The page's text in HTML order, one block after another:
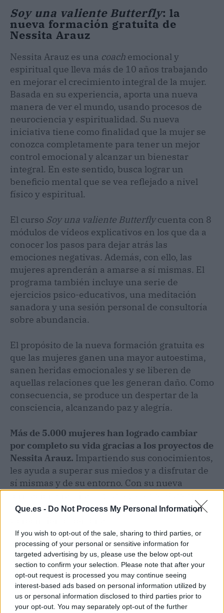
Que.es - Do Not Process My Personal Information
If you wish to opt-out of the sale, sharing to third parties, or
processing of your personal or sensitive information for
targeted advertising by us, please use the below opt-out
section to confirm your selection. Please note that after your
opt-out request is processed you may continue seeing
interest-based ads based on personal information utilized by
us or personal information disclosed to third parties prior to
your opt-out. You may separately opt-out of the further
Soy una valiente Butterfly: la
nueva formación gratuita de
Nessita Arauz
Nessita Arauz es una coach emocional y
espiritual que lleva más de 10 años trabajando
en mejorar el crecimiento integral de la mujer.
Basada en su experiencia, aporta una nueva
manera de ver el mundo, usando procesos de
neurociencia y espiritualidad. Su nueva
iniciativa tiene como finalidad que la mujer se
conozca completamente para tener un mejor
control emocional y alcanzar un bienestar
integral. En este sentido, busca lograr un
beneficio mental que se vea reflejado a nivel
físico y espiritual.
El curso Soy una valiente Butterflycuenta con 8
módulos de vídeos explicativos en los que da a
conocer los pasos para dejar atrás las
emociones negativas. Además, con ello, las
mujeres aprenderán a amarse a sí mismas. El
programa también incluye una serie de
ejercicios psico-educativos, una meditación
sanadora y una sesión personal de consultoría
sobre abundancia.
El propósito de la nueva formación gratuita es
que las mujeres ganen una mayor autoestima,
sanen heridas emocionales y se liberen de
aquellas relaciones que les generan daño. Como
consecuencia, se produce un despertar de la
consciencia, alcanzando paz y alegría.
Más de 5.000 mujeres han logrado cambiar
por completo su vida gracias a los proyectos de
Nessita Arauz. Impartiendo sus conocimientos,
les ayuda a superar sus miedos y a disfrutar de
sí mismas y de su entorno. Con su nueva
busca esta vez crear nuevas historias de cambio